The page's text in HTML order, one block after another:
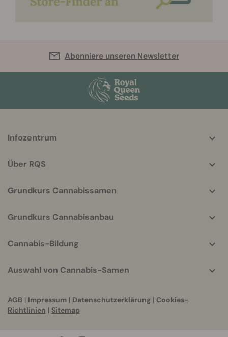
Abonniere unseren Newsletter
helpful
Infozentrum
Über RQS
Grundkurs Cannabissamen
Grundkurs Cannabisanbau
Cannabis-Bildung
Auswahl von Cannabis-Samen
AGB | Impressum | Datenschutzerklärung | Cookies-
Richtlinien | Sitemap